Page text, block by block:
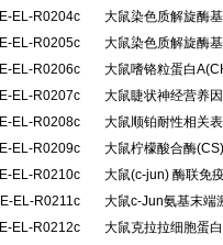
E-EL-R0204c
大鼠染色质解旋酶
E-EL-R0205c
大鼠染色质解旋酶
E-EL-R0206c
大鼠嗜铬粒蛋白
E-EL-R0207c
大鼠睫状神经营养
E-EL-R0208c
大鼠顺铂耐性相关
E-EL-R0209c
大鼠柠檬酸合酶
E-EL-R0210c
大鼠(c-jun) 酶联免
E-EL-R0211c
大鼠c-Jun氨基末端
E-EL-R0212c
大鼠克拉拉细胞蛋